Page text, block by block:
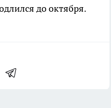
до октября.